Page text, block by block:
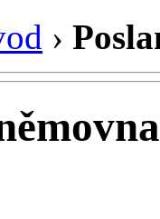
›